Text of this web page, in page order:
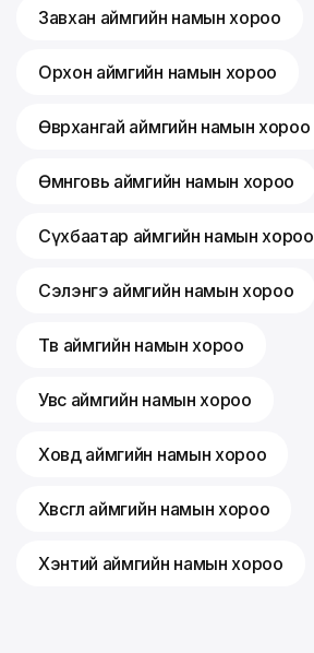
Завхан аймгийн намын хороо
Орхон аймгийн намын хороо
Өвөрхангай аймгийн намын хороо
Өмнөговь аймгийн намын хороо
Сүхбаатар аймгийн намын хороо
Сэлэнгэ аймгийн намын хороо
Төв аймгийн намын хороо
Увс аймгийн намын хороо
Ховд аймгийн намын хороо
Хөвсгөл аймгийн намын хороо
Хэнтий аймгийн намын хороо